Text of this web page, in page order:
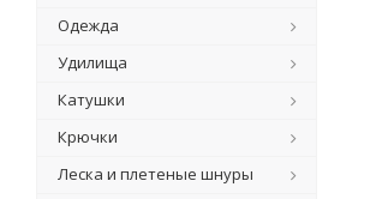
Одежда
Удилища
Катушки
Крючки
Леска и плетеные шнуры